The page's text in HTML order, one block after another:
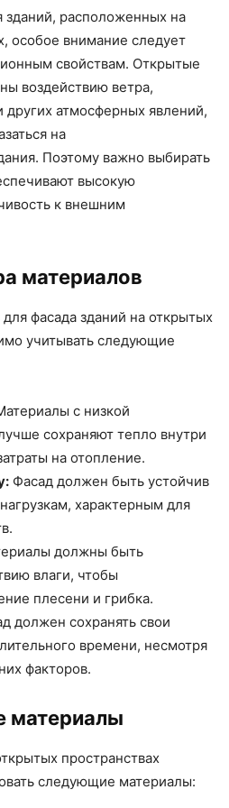
расположенных на
особое внимание следует
свойствам. Открытые
воздействию ветра,
других атмосферных явлений,
на
Поэтому важно выбирать
высокую
к внешним
материалов
фасада зданий на открытых
учитывать следующие
с низкой
сохраняют тепло внутри
на отопление.
Фасад должен быть устойчив
характерным для
должны быть
влаги, чтобы
плесени и грибка.
должен сохранять свои
времени, несмотря
факторов.
материалы
пространствах
следующие материалы: